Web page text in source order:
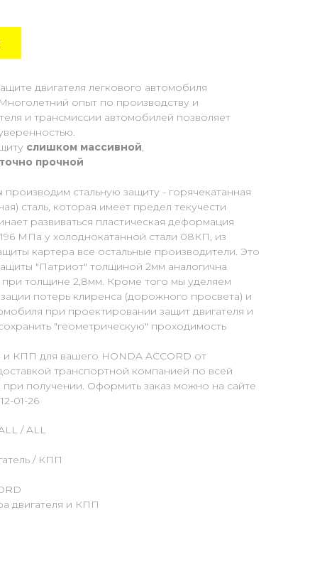
двигателя легкового автомобиля
опыт по производству и
и трансмиссии автомобилей позволяет
слишком массивной,
прочной
стальную защиту - горячекатанная
сталь, которая имеет предел текучести
развиваться пластическая деформация
МПа у холоднокатанной стали 08КП, из
картера все остальные производители. Это
"Патриот" толщиной 2мм аналогична
толщине 2,8мм. Кроме того мы уделяем
потерь клиренса (дорожного просвета) и
при проектировании защит двигателя и
"геометрическую" проходимость
и КПП для вашего HONDA ACСORD от
транспортной компанией по всей
получении. Оформить заказ можно на сайте
01-26
/ ALL
/ КПП
двигателя и КПП